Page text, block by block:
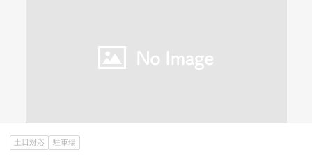
土日対応 駐車場